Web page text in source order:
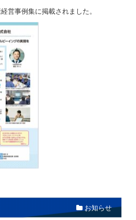
営事例集に掲載されました。
お知らせ